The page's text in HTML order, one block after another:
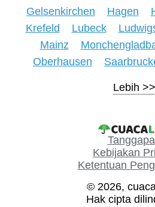
Gelsenkirchen
Hagen
Krefeld
Lubeck
Mainz
Oberhausen
Lebih
Kebijakan
Ketentuan
© 2026,
Hak cipta